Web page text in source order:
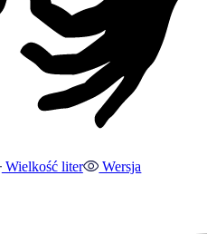
Wielkość liter
Wersja